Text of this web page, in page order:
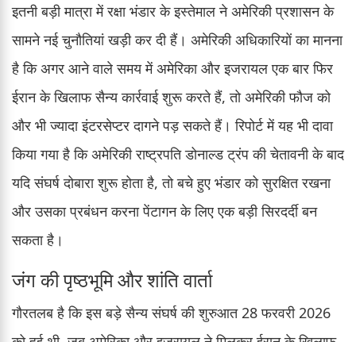
इतनी बड़ी मात्रा में रक्षा भंडार के इस्तेमाल ने अमेरिकी प्रशासन के
सामने नई चुनौतियां खड़ी कर दी हैं। अमेरिकी अधिकारियों का मानना
है कि अगर आने वाले समय में अमेरिका और इजरायल एक बार फिर
ईरान के खिलाफ सैन्य कार्रवाई शुरू करते हैं, तो अमेरिकी फौज को
और भी ज्यादा इंटरसेप्टर दागने पड़ सकते हैं। रिपोर्ट में यह भी दावा
किया गया है कि अमेरिकी राष्ट्रपति डोनाल्ड ट्रंप की चेतावनी के बाद
यदि संघर्ष दोबारा शुरू होता है, तो बचे हुए भंडार को सुरक्षित रखना
और उसका प्रबंधन करना पेंटागन के लिए एक बड़ी सिरदर्दी बन
सकता है।
जंग की पृष्ठभूमि और शांति वार्ता
गौरतलब है कि इस बड़े सैन्य संघर्ष की शुरुआत 28 फरवरी 2026